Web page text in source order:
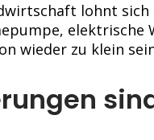
lohnt
wieder zu klein